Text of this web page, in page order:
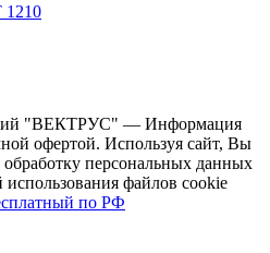
1210
"ВЕКТРУС" — Информация
офертой. Используя сайт, Вы
обработку персональных данных
использования файлов cookie
по РФ